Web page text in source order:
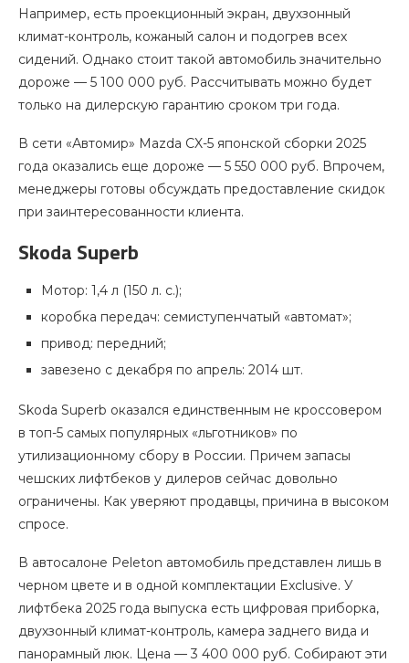
Например, есть проекционный экран, двухзонный
климат-контроль, кожаный салон и подогрев всех
сидений. Однако стоит такой автомобиль значительно
дороже — 5 100 000 руб. Рассчитывать можно будет
только на дилерскую гарантию сроком три года.
В сети «Автомир» Mazda CX-5 японской сборки 2025
года оказались еще дороже — 5 550 000 руб. Впрочем,
менеджеры готовы обсуждать предоставление скидок
при заинтересованности клиента.
Skoda Superb
Мотор: 1,4 л (150 л. с.);
коробка передач: семиступенчатый «автомат»;
привод: передний;
завезено с декабря по апрель: 2014 шт.
Skoda Superb оказался единственным не кроссовером
в топ-5 самых популярных «льготников» по
утилизационному сбору в России. Причем запасы
чешских лифтбеков у дилеров сейчас довольно
ограничены. Как уверяют продавцы, причина в высоком
спросе.
В автосалоне Peleton автомобиль представлен лишь в
черном цвете и в одной комплектации Exсlusive. У
лифтбека 2025 года выпуска есть цифровая приборка,
двухзонный климат-контроль, камера заднего вида и
панорамный люк. Цена — 3 400 000 руб. Собирают эти